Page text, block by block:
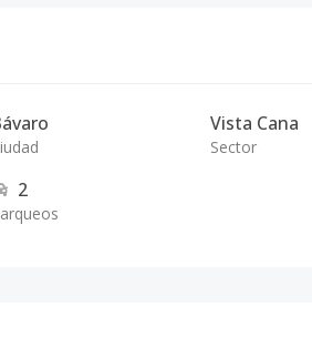
Vista Cana
Sector
2